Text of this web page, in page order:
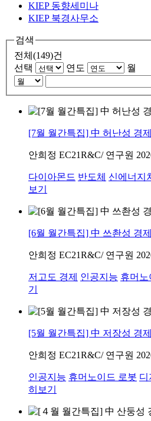
KIEP 동향세미나
KIEP 북경사무소
검색
전체(149)건
선택
연도 월
[7월 월간특집] 中 허난성 경
안희정 EC21R&C/ 연구원
다이아몬드 반도체 신에너지
보기
[6월 월간특집] 中 쓰촨성 경
안희정 EC21R&C/ 연구원
저고도 경제 인공지능 휴머노
기
[5월 월간특집] 中 저장성 경
안희정 EC21R&C/ 연구원
인공지능 휴머노이드 로봇 디
히보기